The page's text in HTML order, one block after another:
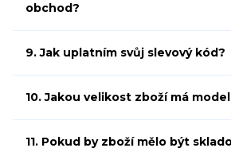
obchod?
9. Jak uplatním svůj slevový kód?
10. Jakou velikost zboží má
11. Pokud by zboží mělo být